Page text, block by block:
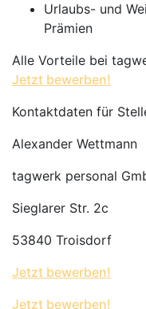
Urlaubs- und
Prämien
Alle Vorteile bei
Jetzt bewerben!
Kontaktdaten für
Alexander Wettmann
tagwerk personal
Sieglarer Str. 2c
53840 Troisdorf
Jetzt bewerben!
Jetzt bewerben!